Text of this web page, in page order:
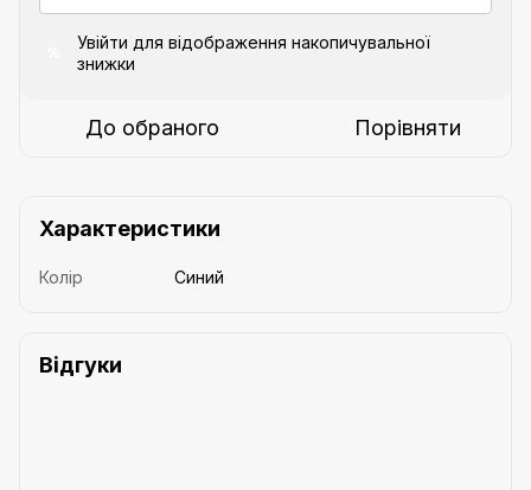
Увійти для відображення накопичувальної
знижки
До обраного Порівняти
Характеристики
Колір Синий
Відгуки